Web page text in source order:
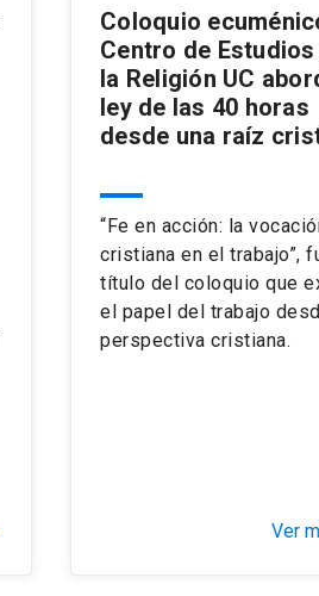
Coloquio
Centro de
la Religión UC
ley de las 40 horas
desde una raíz
“Fe en acción: la
cristiana en el trabajo”,
título del coloquio que
el papel del trabajo
perspectiva cristiana.
Ver